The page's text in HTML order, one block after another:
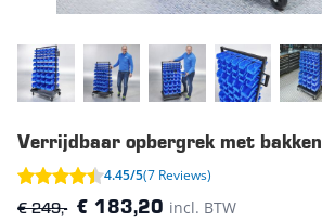
Verrijdbaar opbergrek met bakken
4.45/5(7 Reviews)
€ 249,- € 183,20 incl. BTW